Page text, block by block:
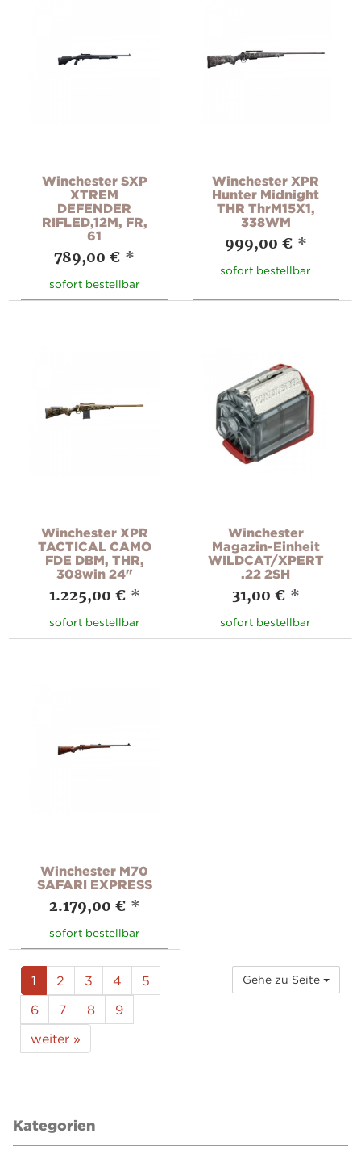
Winchester SXP
XTREM
DEFENDER
RIFLED,12M, FR,
61
789,00 € *
sofort bestellbar
Winchester XPR
Hunter Midnight
THR ThrM15X1,
338WM
999,00 € *
sofort bestellbar
Winchester XPR
TACTICAL CAMO
FDE DBM, THR,
308win 24"
1.225,00 € *
sofort bestellbar
Winchester
Magazin-Einheit
WILDCAT/XPERT
.22 2SH
31,00 € *
sofort bestellbar
Winchester M70
SAFARI EXPRESS
2.179,00 € *
sofort bestellbar
1 2 3 4
5
6
7 8
9
weiter »
Gehe zu Seite
Kategorien